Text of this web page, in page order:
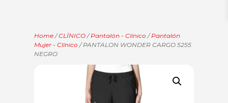
Home /CLÍNICO /Pantalón - Clínico /Pantalón
Mujer - Clínico / PANTALON WONDER CARGO 5255
NEGRO